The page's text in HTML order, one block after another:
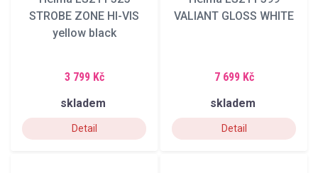
STROBE ZONE HI-VIS
yellow black
3 799 Kč
skladem
Detail
VALIANT GLOSS WHITE
7 699 Kč
skladem
Detail